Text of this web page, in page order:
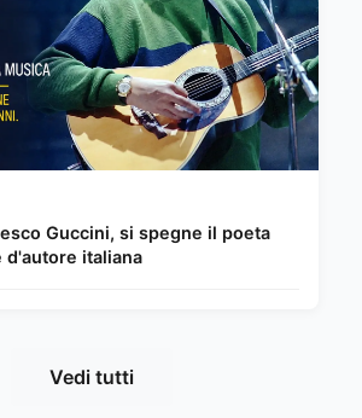
Guccini, si spegne il poeta
d'autore italiana
Vedi tutti